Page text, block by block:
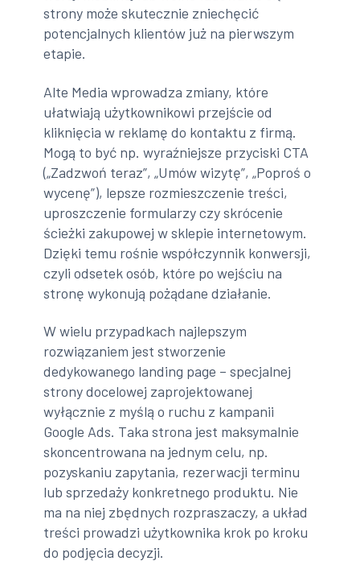
strony może skutecznie zniechęcić
potencjalnych klientów już na pierwszym
etapie.
Alte Media wprowadza zmiany, które
ułatwiają użytkownikowi przejście od
kliknięcia w reklamę do kontaktu z firmą.
Mogą to być np. wyraźniejsze przyciski CTA
(„Zadzwoń teraz”, „Umów wizytę”, „Poproś o
wycenę”), lepsze rozmieszczenie treści,
uproszczenie formularzy czy skrócenie
ścieżki zakupowej w sklepie internetowym.
Dzięki temu rośnie współczynnik konwersji,
czyli odsetek osób, które po wejściu na
stronę wykonują pożądane działanie.
W wielu przypadkach najlepszym
rozwiązaniem jest stworzenie
dedykowanego landing page – specjalnej
strony docelowej zaprojektowanej
wyłącznie z myślą o ruchu z kampanii
Google Ads. Taka strona jest maksymalnie
skoncentrowana na jednym celu, np.
pozyskaniu zapytania, rezerwacji terminu
lub sprzedaży konkretnego produktu. Nie
ma na niej zbędnych rozpraszaczy, a układ
treści prowadzi użytkownika krok po kroku
do podjęcia decyzji.